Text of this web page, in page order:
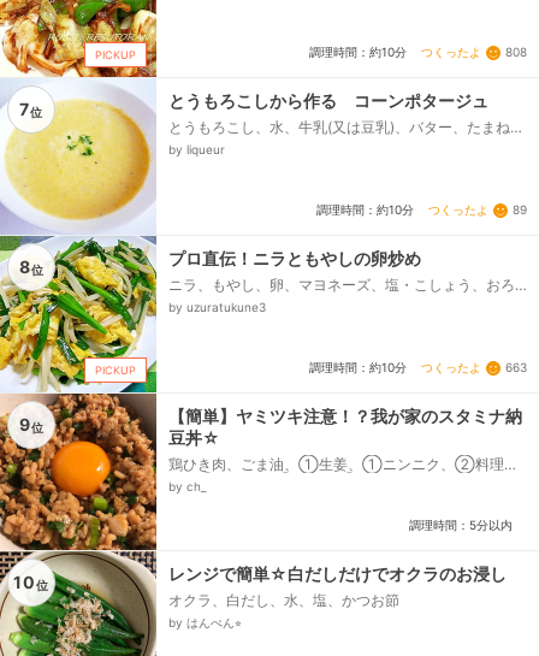
PICKUP 調理時間：約10分 つくったよ 808
7位
とうもろこしから作る コーンポタージュ
とうもろこし、水、牛乳(又は豆乳)、バター、たまね
ぎ、コンソメ(固形又は顆粒)、塩、胡椒、パセリ(お好
by liqueur
調理時間：約10分 つくったよ 89
8位
PICKUP
プロ直伝！ニラともやしの卵炒め
ニラ、もやし、卵、マヨネーズ、塩・こしょう、おろ
しニンニク、おろししょうが、★オイスターソース、
by uzuratukune3
調理時間：約10分 つくったよ 663
9位
【簡単】ヤミツキ注意！？我が家のスタミナ納
豆丼☆
鶏ひき肉、ごま油、①生姜、①ニンニク、②料理
酒、②みりん、②醤油、②豆板醤、ひきわり納豆、
by ch_
調理時間：5分以内
10位
レンジで簡単☆白だしだけでオクラのお浸し
オクラ、白だし、水、塩、かつお節
by はんぺん⭐︎